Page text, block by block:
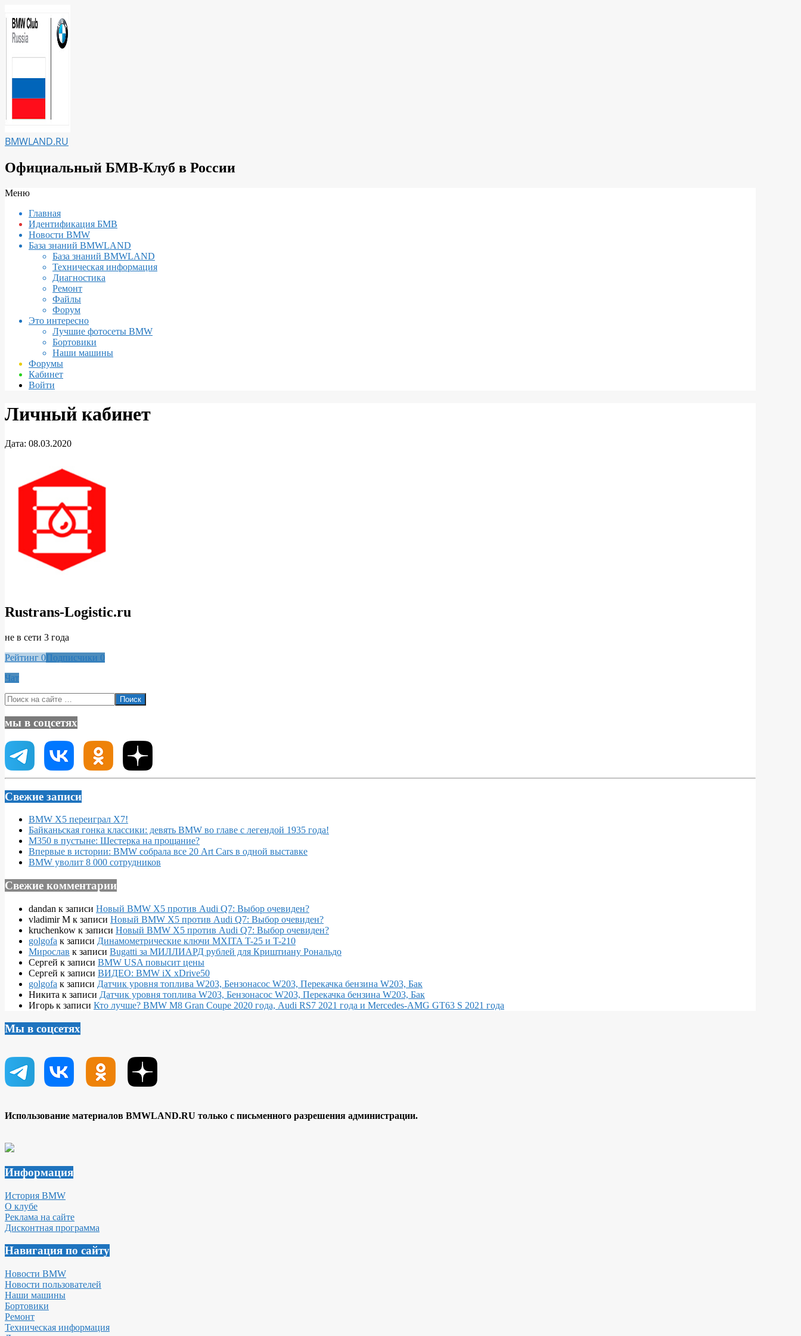
к
содержимому
BMWLAND.RU
Официальный БМВ-Клуб в России
Вторичное
навигации
Меню
Главная
Идентификация БМВ
Новости BMW
База знаний BMWLAND
База знаний BMWLAND
Техническая информация
Диагностика
Ремонт
Файлы
Форум
Это интересно
Лучшие фотосеты BMW
Бортовики
Наши машины
Форумы
Кабинет
Войти
Личный кабинет
Дата: 08.03.2020
Личный
кабинет
Rustrans-Logistic.ru
не в сети 3 года
Рейтинг 0Подписчики 0
Чат
2020-
03-
08
Поиск
мы в соцсетях
Свежие записи
BMW X5 переиграл X7!
Байканьская гонка классики: девять BMW во главе с легендой 1935 года!
M350 в пустыне: Шестерка на прощание?
Впервые в истории: BMW собрала все 20 Art Cars в одной выставке
BMW уволит 8 000 сотрудников
Свежие комментарии
dandan к записи Новый BMW X5 против Audi Q7: Выбор очевиден?
vladimir M к записи Новый BMW X5 против Audi Q7: Выбор очевиден?
kruchenkow к записи Новый BMW X5 против Audi Q7: Выбор очевиден?
golgofa к записи Динамометрические ключи MXITA T-25 и T-210
Мирослав к записи Bugatti за МИЛЛИАРД рублей для Криштиану Рональдо
Сергей к записи BMW USA повысит цены
Сергей к записи ВИДЕО: BMW iX xDrive50
golgofa к записи Датчик уровня топлива W203, Бензонасос W203, Перекачка бензина W203, Бак
Никита к записи Датчик уровня топлива W203, Бензонасос W203, Перекачка бензина W203, Бак
Игорь к записи Кто лучше? BMW M8 Gran Coupe 2020 года, Audi RS7 2021 года и Mercedes-AMG GT63 S 2021 года
Мы в соцсетях
Использование материалов BMWLAND.RU только с письменного разрешения администрации.
Информация
История BMW
О клубе
Реклама на сайте
Дисконтная программа
Навигация по сайту
Новости BMW
Новости пользователей
Наши машины
Бортовики
Ремонт
Техническая информация